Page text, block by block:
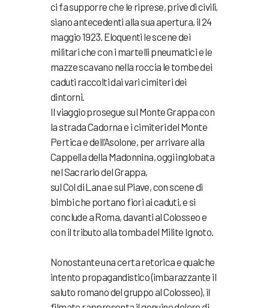
ci fa supporre che le riprese, prive di civili,
siano antecedenti alla sua apertura, il 24
maggio 1923. Eloquenti le scene dei
militari che con i martelli pneumatici e le
mazze scavano nella roccia le tombe dei
caduti raccolti dai vari cimiteri dei
dintorni.
Il viaggio prosegue sul Monte Grappa con
la strada Cadorna e i cimiteri del Monte
Pertica e dell’Asolone, per arrivare alla
Cappella della Madonnina, oggi inglobata
nel Sacrario del Grappa,
sul Col di Lana e sul Piave, con scene di
bimbi che portano fiori ai caduti, e si
conclude a Roma, davanti al Colosseo e
con il tributo alla tomba del Milite Ignoto.
Nonostante una certa retorica e qualche
intento propagandistico (imbarazzante il
saluto romano del gruppo al Colosseo), il